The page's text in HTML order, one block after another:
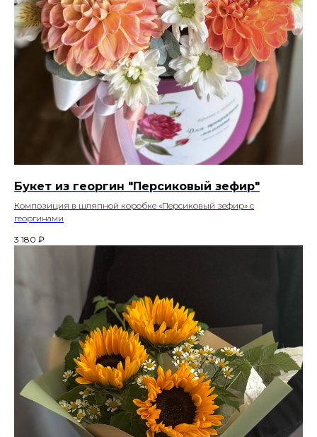
Букет из георгин "Персиковый зефир"
Композиция в шляпной коробке «Персиковый зефир» с
георгинами
3 180 ₽